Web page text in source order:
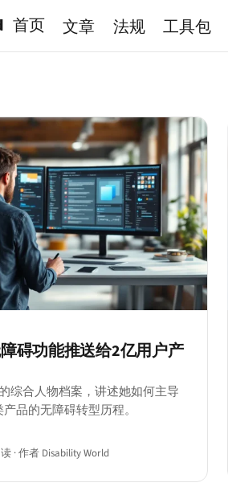
首页 文章 法规 工具包
碍功能推送给2亿用户产
综合人物档案，讲述她如何主导
品的无障碍转型历程。
·作者 Disability World